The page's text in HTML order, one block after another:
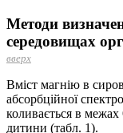
Методи
середовищах
вверх
Вміст магнію в
абсорбційної
коливається в межах
дитини (табл. 1).